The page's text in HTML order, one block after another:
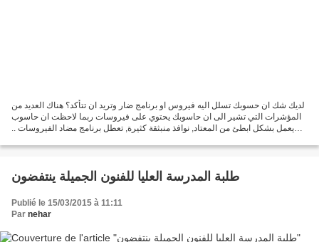
لديك شك ان حسوبك تسلل اليه فيروس او برنامج ضار وتريد ان تتأكد؟ هناك العديد من
المؤشرات التي تشير الى ان حاسوبك يحتوي على فيروسات ربما لاحظت ان حاسوب
يعمل بشكل ابطئ من المعتاد, نوافذ منبثقة كثيرة, تعطل برنامج مضاد الفيروسات ..
طلبة المدرسة العليا للفنون الجميلة ينتفضون
Publié le 15/03/2015 à 11:11
Par nehar